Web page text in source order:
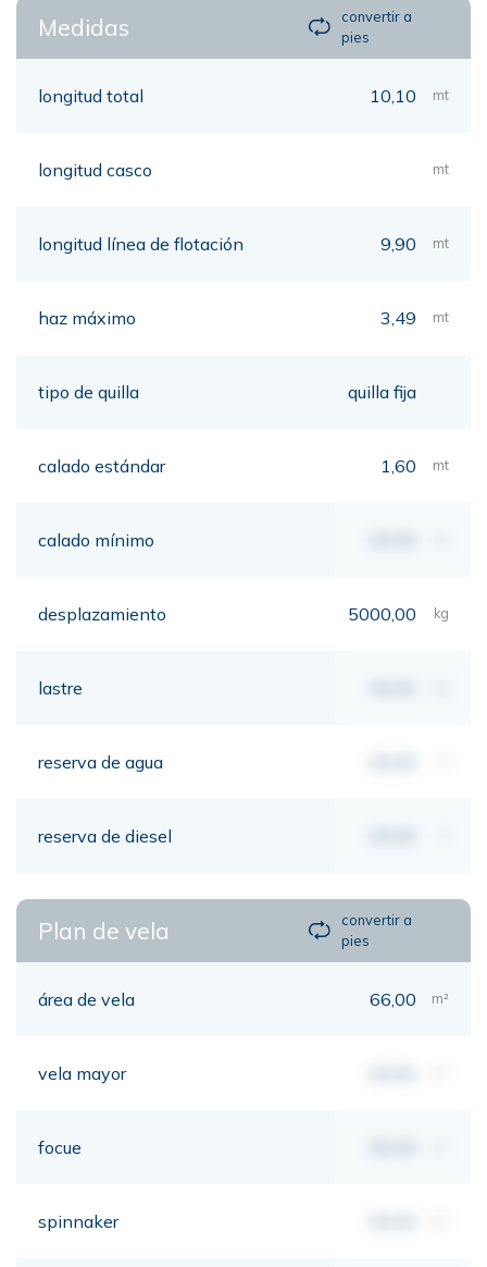
Medidas
convertir a
pies
longitud total 10,10 mt
longitud casco mt
longitud línea de flotación 9,90 mt
haz máximo 3,49 mt
tipo de quilla quilla fija
calado estándar 1,60 mt
calado mínimo
desplazamiento 5000,00 kg
lastre
reserva de agua
reserva de diesel
Plan de vela
convertir a
pies
área de vela 66,00 m²
vela mayor
focue
spinnaker